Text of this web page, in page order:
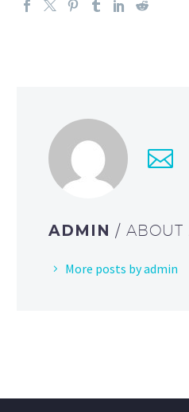
ADMIN / ABOUT
More posts by admin